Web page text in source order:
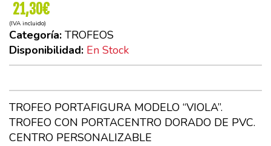
21,30€
(IVA incluido)
Categoría: TROFEOS
Disponibilidad: En Stock
TROFEO PORTAFIGURA MODELO “VIOLA”.
TROFEO CON PORTACENTRO DORADO DE PVC.
CENTRO PERSONALIZABLE